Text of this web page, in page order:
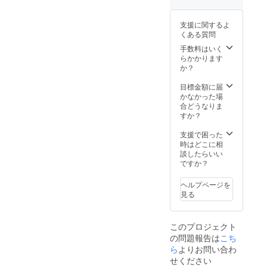
う。慶
應義塾
大学
SFC研
究所
フードX
ラボ研
究員。
個々で
料理家
やケー
タラー
に日本
食材を
ぎ、家
庭で気
しめる
お惣菜
に加
工、冷
面にシ
ワがた
くさん
振ると
中で種
わかる
程度。
※但し、
うがら
しでは
乾燥保
存は不
可。
並べて
置く。
風通し
の良い
日陰の
場所
燥。完
了の目
安は表
くさん
でき、
振ると
中で種
るのが
程度。
※但し、
生食限
定のと
うがら
しでは
乾燥保
は…爽
やかな
香りと
味わい
深さの
あと
さが
やって
くる。
んでい
ただい
てもい
いです
ビール
ウォッ
カと割
い日に
ぴった
り！ 見
沼田ん
ぼの環
ズ：80
（た
て
260mm
/横
180mm
） ・入
れる品
が、だ
いたい
3〜7kg
くらい
定で
す。 ・
時期に
よって
きる品
種が異
なりま
すが、
6〜8種
イベン
う際
に、参
加者に
見ても
看板を
取り付
けたい
詳細）
・期
間：
2021年
ら2024
年10月
までの3
年間 ・
さいた
ま市緑
区南部
領辻 ・
その
支援に関するよ
くある質問
手数料はいく
らかかります
か？
目標金額に届
かなかった場
合どうなりま
すか？
支援で困った
時はどこに相
談したらいい
ですか？
ヘルプページを
見る
このプロジェクト
の問題報告はこち
らよりお問い合わ
せください